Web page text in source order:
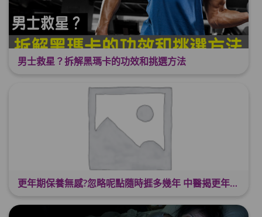
男士救星？拆解黑瑪卡的功效和挑選方法
更年期保養無感?忽略呢點隨時捱多幾年 中醫揭更年保養關鍵 輕鬆舒適渡過更年期